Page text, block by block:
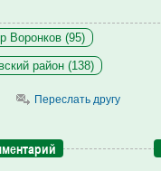
Воронков (95)
район (138)
Переслать другу